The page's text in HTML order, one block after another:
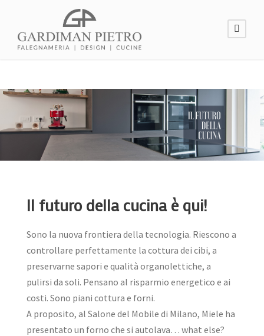
Il futuro della cucina è qui!
Sono la nuova frontiera della tecnologia. Riescono a
controllare perfettamente la cottura dei cibi, a
preservarne sapori e qualità organolettiche, a
pulirsi da soli. Pensano al risparmio energetico e ai
costi. Sono piani cottura e forni.
A proposito, al Salone del Mobile di Milano, Miele ha
presentato un forno che si autolava… what else?